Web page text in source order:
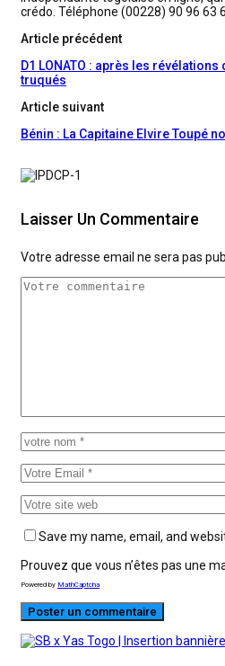
crédo. Téléphone (00228) 90 96 63
Article précédent
D1 LONATO : après les
truqués
Article suivant
Bénin : La Capitaine Elvire Toupé
Laisser Un Commentaire
Votre adresse email ne sera pas
Save my name, email, and
Prouvez que vous n’êtes pas une
Powered by MathCaptcha